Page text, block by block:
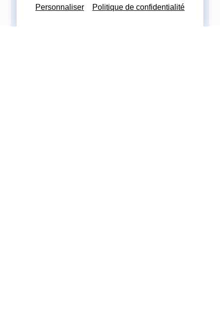
Personnaliser Politique de confidentialité